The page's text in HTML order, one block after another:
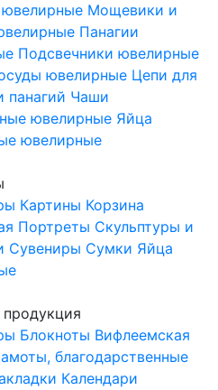
Мощевики и
Панагии
Подсвечники ювелирные
ювелирные Цепи для
панагий Чаши
ювелирные Яйца
ювелирные
Картины Корзина
Портреты Скульптуры и
Сувениры Сумки Яйца
продукция
Блокноты Вифлеемская
благодарственные
Календари